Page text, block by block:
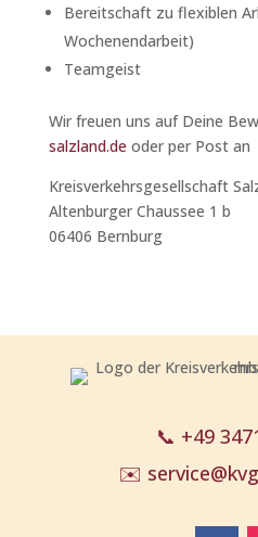
Bereitschaft zu flexiblen
Wochenendarbeit)
Teamgeist
Wir freuen uns auf Deine
salzland.de oder per Post an
Kreisverkehrsgesellschaft
Altenburger Chaussee 1 b
06406 Bernburg
📞 +49
✉️